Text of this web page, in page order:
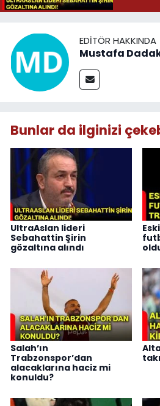
EDITÖR HAKKINDA
Mustafa
Bunlar da ilginizi
UltraAslan lideri
Sebahattin Şirin
gözaltına alındı
Salah’ın
Trabzonspor’dan
alacaklarına haciz mi
konuldu?